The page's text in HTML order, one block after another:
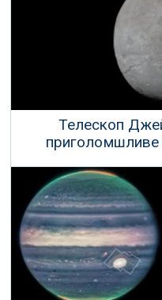
27
Телескоп
приголомшливе
Астрономи виявили
замерзлій поверхні
02